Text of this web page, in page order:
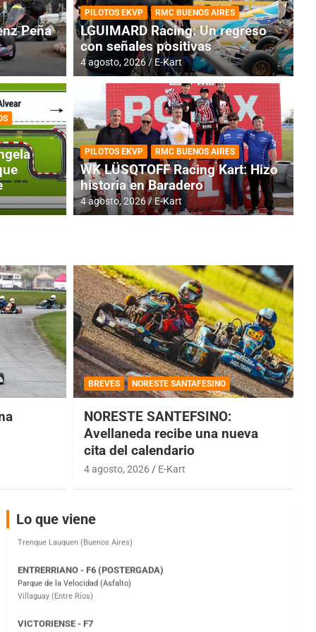
Horarios para la
Peña
PILOTOS EKVP RMC BUENOS AIRES
LGUIMARD Racing: Un regreso
con señales positivas
4 agosto, 2026 E-Kart
PILOTOS EKVP RMC BUENOS AIRES
WK LÜSQTOFF Racing Kart: Hizo
historia en Baradero
4 agosto, 2026 E-Kart
BREVES NORESTE SANTAFESINO
NORESTE SANTEFSINO:
Avellaneda recibe una nueva
cita del calendario
4 agosto, 2026 E-Kart
Lo que viene
COBERTURA ESPECIAL DE E-KART.COM.AR
IAME SERIES ARGENTINA 6
Ramiro Tot (Asfalto)
Baradero (Buenos Aires)
Ciudad de Trenque Lauquen (Asfalto)
Parque de la Velocidad (Asfalto)
El Cerro (Tierra)
Victoria (Entre Ríos)
Moto Club Reginense (Tierra)